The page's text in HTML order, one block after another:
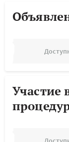
Участие